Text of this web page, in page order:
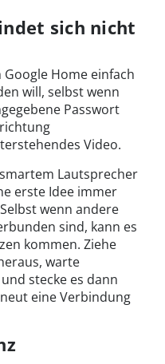
sich nicht
Google Home einfach
will, selbst wenn
Passwort
Video.
Lautsprecher
erste Idee immer
wenn andere
sind, kann es
kommen. Ziehe
warte
stecke es dann
eine Verbindung